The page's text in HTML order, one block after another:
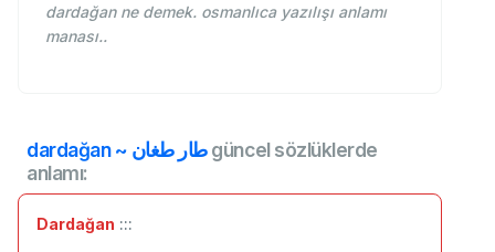
dardağan ne demek. osmanlıca yazılışı anlamı
manası..
dardağan ~ طار طغانgüncel sözlüklerde
anlamı:
Dardağan :::